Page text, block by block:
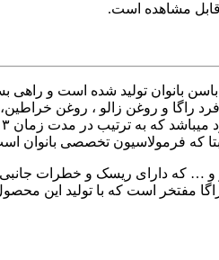
بانوان تولید شده است و
بتا که فرمولاسیون تخصصی بانوان
که دارای ریسک و خطرات جانبی
است که با تولید این محصول